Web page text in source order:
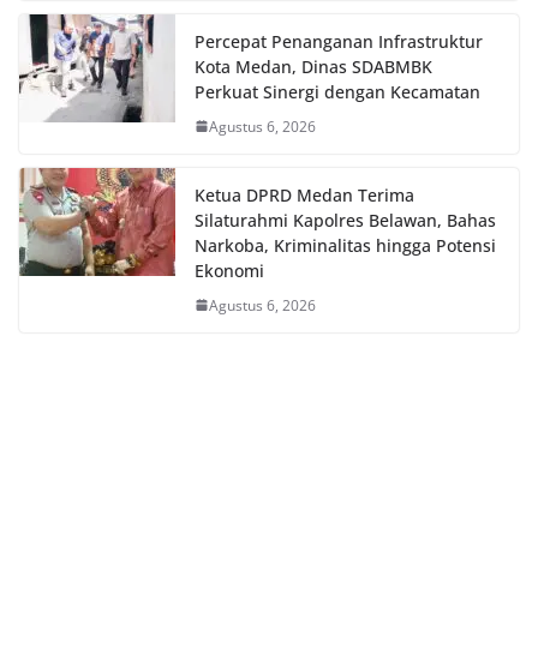
Percepat Penanganan Infrastruktur
Kota Medan, Dinas SDABMBK
Perkuat Sinergi dengan Kecamatan
Agustus 6, 2026
Ketua DPRD Medan Terima
Silaturahmi Kapolres Belawan, Bahas
Narkoba, Kriminalitas hingga Potensi
Ekonomi
Agustus 6, 2026